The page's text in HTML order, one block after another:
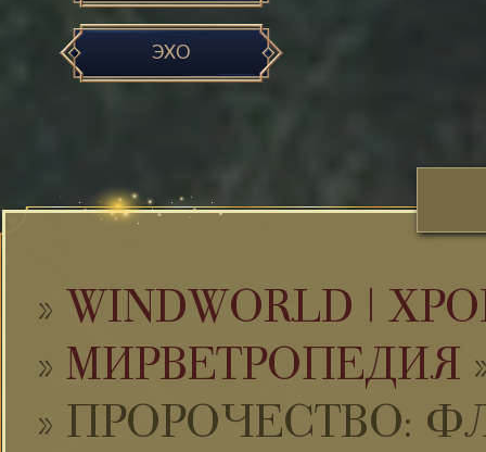
ЭХО
» WINDWORLD |
» МИРВЕТРОПЕДИЯ
» ПРОРОЧЕСТВО: